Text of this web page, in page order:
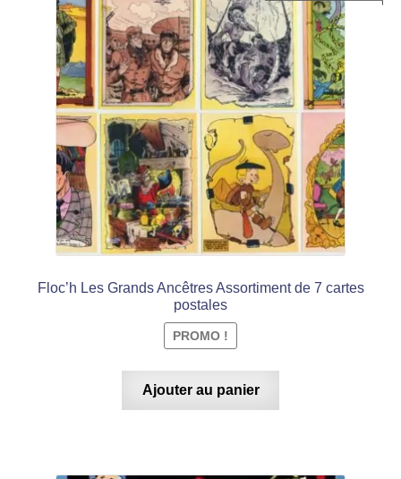
Floc’h Les Grands Ancêtres Assortiment de 7 cartes
postales
PROMO !
prix
initial
était :
€ 10,50.
prix
actuel
est :
€ 9,50.
Ajouter au panier